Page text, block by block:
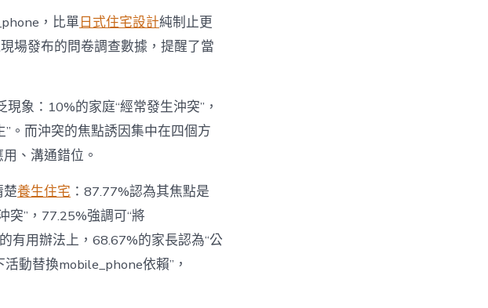
，比單日式住宅設計純制止更
場發布的問卷調查數據，提醒了當
象：10%的家庭“經常發生沖突”，
”。而沖突的焦點誘因集中在四個方
、溝通錯位。
楚養生住宅 ：87.77%認為其焦點是
突”，77.25%強調可“將
有用辦法上，68.67%的家長認為“公
動替換mobile_phone依賴”，